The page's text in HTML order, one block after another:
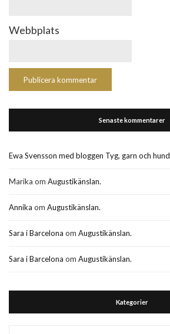
Webbplats
Senaste kommentarer
Ewa Svensson med bloggen Tyg, garn och hund
Marika om Augustikänslan.
Annika om Augustikänslan.
Sara i Barcelona om Augustikänslan.
Sara i Barcelona om Augustikänslan.
Kategorier